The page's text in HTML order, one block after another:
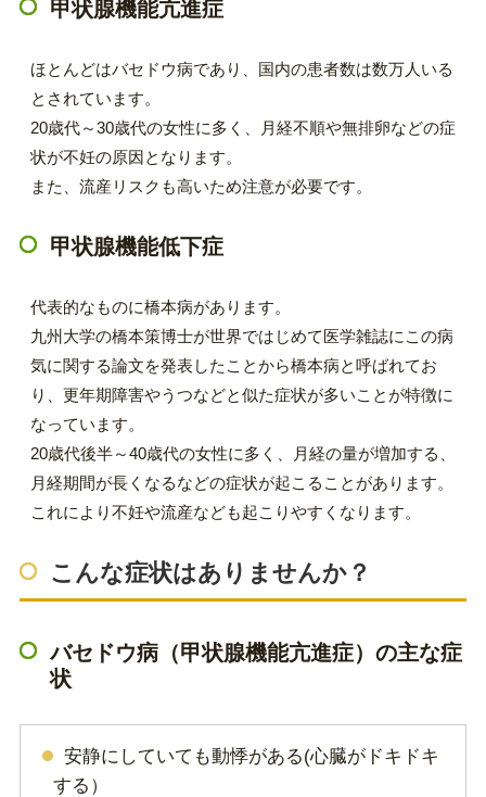
甲状腺機能亢進症
ほとんどはバセドウ病であり、国内の患者数は数万人いる
とされています。
20歳代～30歳代の女性に多く、月経不順や無排卵などの症
状が不妊の原因となります。
また、流産リスクも高いため注意が必要です。
甲状腺機能低下症
代表的なものに橋本病があります。
九州大学の橋本策博士が世界ではじめて医学雑誌にこの病
気に関する論文を発表したことから橋本病と呼ばれてお
り、更年期障害やうつなどと似た症状が多いことが特徴に
なっています。
20歳代後半～40歳代の女性に多く、月経の量が増加する、
月経期間が長くなるなどの症状が起こることがあります。
これにより不妊や流産なども起こりやすくなります。
こんな症状はありませんか？
バセドウ病（甲状腺機能亢進症）の主な症
状
安静にしていても動悸がある(心臓がドキドキ
する）